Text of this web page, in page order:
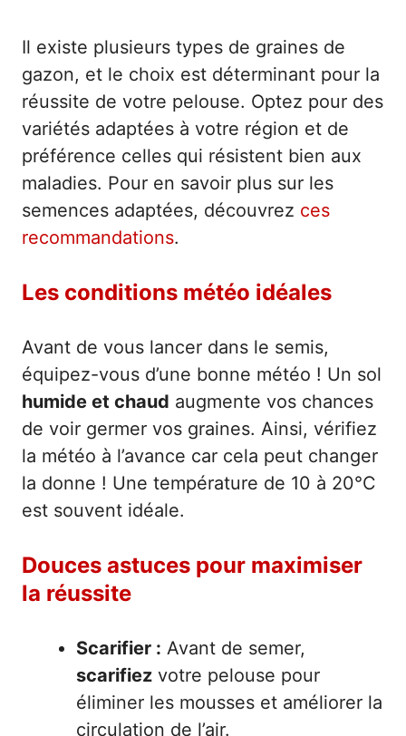
Il existe plusieurs types de graines de
gazon, et le choix est déterminant pour la
réussite de votre pelouse. Optez pour des
variétés adaptées à votre région et de
préférence celles qui résistent bien aux
maladies. Pour en savoir plus sur les
semences adaptées, découvrez ces
recommandations.
Les conditions météo idéales
Avant de vous lancer dans le semis,
équipez-vous d’une bonne météo ! Un sol
humide et chaud augmente vos chances
de voir germer vos graines. Ainsi, vérifiez
la météo à l’avance car cela peut changer
la donne ! Une température de 10 à 20°C
est souvent idéale.
Douces astuces pour maximiser
la réussite
Scarifier : Avant de semer,
scarifiez votre pelouse pour
éliminer les mousses et améliorer la
circulation de l’air.